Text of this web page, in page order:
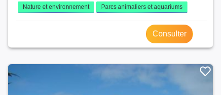
Nature et environnement Parcs animaliers et aquariums
Consulter